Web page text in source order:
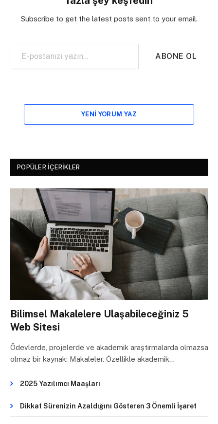
Subscribe to get the latest posts sent to your email.
E-postanızı yazın…
ABONE OL
YENI YORUM YAZ
POPÜLER İÇERIKLER
Bilimsel Makalelere Ulaşabileceğiniz 5
Web Sitesi
Ödevlerde, projelerde ve akademik araştırmalarda olmazsa
olmaz bir kaynak: Makaleler. Özellikle akademik…
2025 Yazılımcı Maaşları
Dikkat Sürenizin Azaldığını Gösteren 3 Önemli İşaret